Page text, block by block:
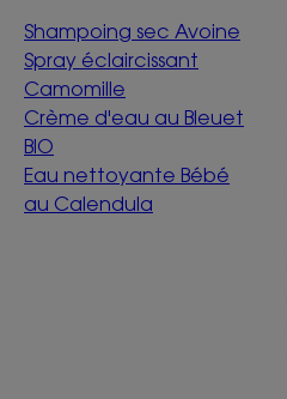
Shampoing sec Avoine
Spray éclaircissant
Camomille
Crème d'eau au Bleuet
BIO
Eau nettoyante Bébé
au Calendula